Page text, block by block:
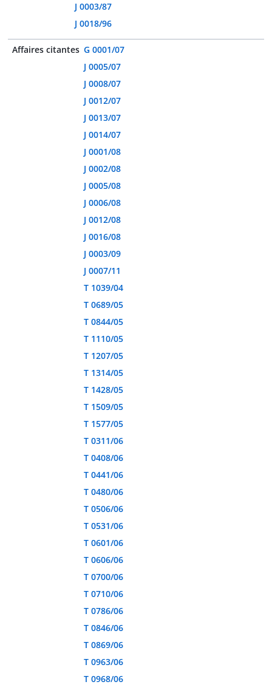
J 0003/87
J 0018/96
Affaires citantes G 0001/07
J 0005/07
J 0008/07
J 0012/07
J 0013/07
J 0014/07
J 0001/08
J 0002/08
J 0005/08
J 0006/08
J 0012/08
J 0016/08
J 0003/09
J 0007/11
T 1039/04
T 0689/05
T 0844/05
T 1110/05
T 1207/05
T 1314/05
T 1428/05
T 1509/05
T 1577/05
T 0311/06
T 0408/06
T 0441/06
T 0480/06
T 0506/06
T 0531/06
T 0601/06
T 0606/06
T 0700/06
T 0710/06
T 0786/06
T 0846/06
T 0869/06
T 0963/06
T 0968/06